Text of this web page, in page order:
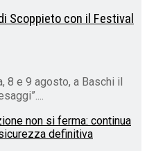
Scoppieto con il Festival
8 e 9 agosto, a Baschi il